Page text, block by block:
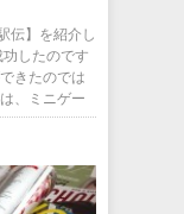
伝】を紹介し
したのです
きたのでは
、ミニゲー